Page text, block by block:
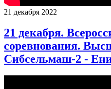
21 декабря 2022
21 декабря.
соревнования.
Сибсельмаш-2 -